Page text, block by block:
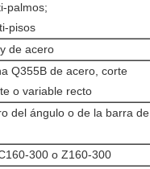
palmos;
pisos
de acero
Q355B de acero, corte
o variable recto
del ángulo o de la barra de
300 o Z160-300